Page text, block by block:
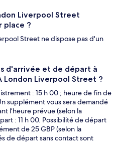
Liverpool Street
place ?
Street ne dispose pas d'un
d'arrivée et de départ à
London Liverpool Street ?
: 15 h 00 ; heure de fin de
supplément vous sera demandé
l’heure prévue (selon la
: 11 h 00. Possibilité de départ
de 25 GBP (selon la
de départ sans contact sont